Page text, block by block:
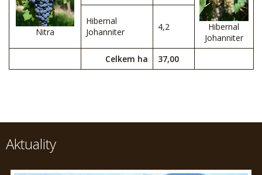
Nitra
Hibernal
Johanniter
Hibernal
Johanniter
4,2
Celkem ha 37,00
Aktuality